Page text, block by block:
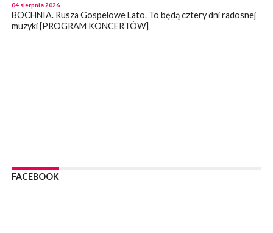
04 sierpnia 2026
BOCHNIA. Rusza Gospelowe Lato. To będą cztery dni radosnej
muzyki [PROGRAM KONCERTÓW]
WYDARZENIA
04 sierpnia 2026
FACEBOOK